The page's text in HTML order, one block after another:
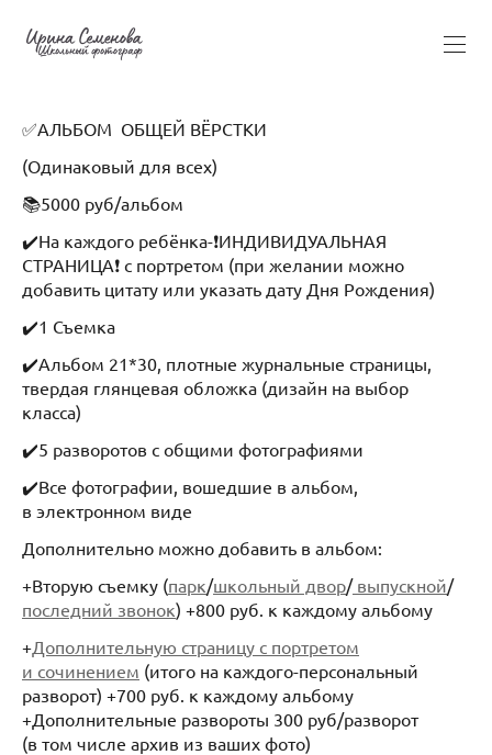
✅АЛЬБОМ ОБЩЕЙ ВЁРСТКИ
(Одинаковый для всех)
📚5000 руб/альбом
✔️На каждого ребёнка-❗️ИНДИВИДУАЛЬНАЯ
СТРАНИЦА❗️ с портретом (при желании можно
добавить цитату или указать дату Дня Рождения)
✔️1 Съемка
✔️Альбом 21*30, плотные журнальные страницы,
твердая глянцевая обложка (дизайн на выбор
класса)
✔️5 разворотов с общими фотографиями
✔️Все фотографии, вошедшие в альбом,
в электронном виде
Дополнительно можно добавить в альбом:
+Вторую съемку (парк/школьный двор/выпускной/
последний звонок) +800 руб. к каждому альбому
+Дополнительную страницу с портретом
и сочинением (итого на каждого-персональный
разворот) +700 руб. к каждому альбому
+Дополнительные развороты 300 руб/разворот
(в том числе архив из ваших фото)